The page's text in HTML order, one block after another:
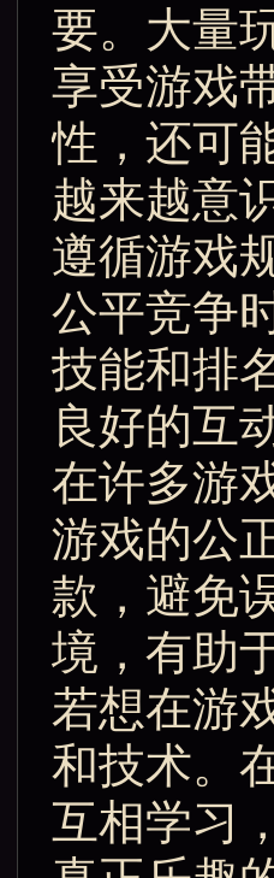
要。大量
享受游戏
性，还可
越来越意
遵循游戏
公平竞争
技能和排
良好的互
在许多游
游戏的公
款，避免
境，有助
若想在游
和技术。
互相学习